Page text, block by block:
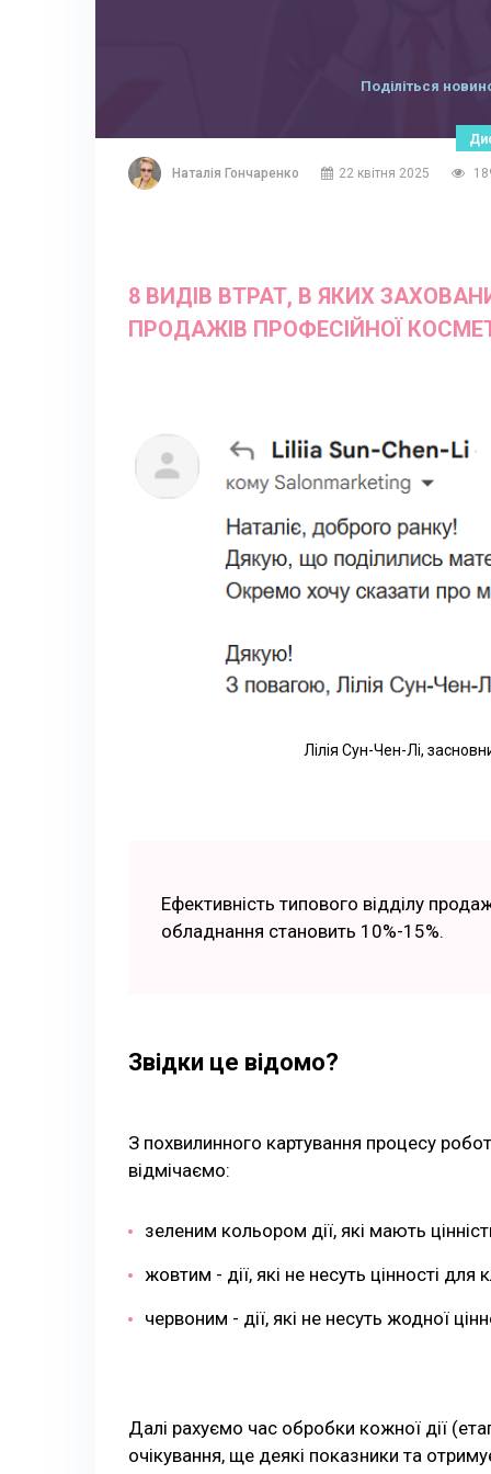
Поділіться
Наталія Гончаренко 22 квітня 2025
8 ВИДІВ ВТРАТ, В ЯКИХ
ПРОДАЖІВ ПРОФЕСІЙНОЇ
Лілія Сун-Чен-Лі,
Ефективність типового відділу
обладнання становить 10%-15%.
Звідки це відомо?
З похвилинного картування процесу
відмічаємо:
зеленим кольором дії, які мають
жовтим - дії, які не несуть цінності
червоним - дії, які не несуть жодної
Далі рахуємо час обробки кожної дії
очікування, ще деякі показники та